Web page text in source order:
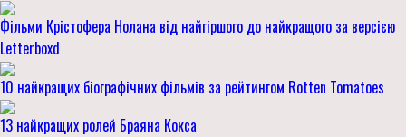
Фільми Крістофера Нолана від найгіршого до найкращого за версією
Letterboxd
10 найкращих біографічних фільмів за рейтингом Rotten Tomatoes
13 найкращих ролей Браяна Кокса